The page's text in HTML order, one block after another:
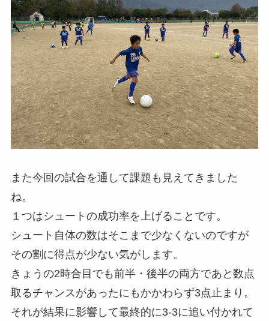
また今回の試合を通して課題も見えてきました
ね。
１つはシュートの成功率を上げることです。
シュート自体の数はそこまで少なくないのですが
その割に得点が少ない気がします。
きょうの2時合目でも前半・後半の両方であと数点
取るチャンスがあったにもかかわらず3点止まり。
それが結果に影響して最終的に3-3に追い付かれて